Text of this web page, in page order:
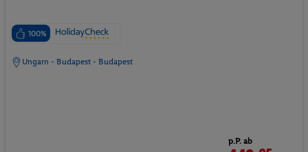
100%
Ungarn - Budapest - Budapest
p.P. ab